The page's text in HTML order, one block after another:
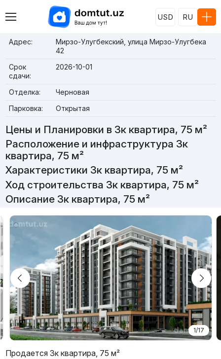
USD RU
Адрес:
Мирзо-Улугбекский, улица Мирзо-Улугбека
42
Срок
сдачи:
2026-10-01
Отделка:
Черновая
Парковка:
Открытая
Цены и Планировки в 3к квартира, 75 м²
Расположение и инфраструктура 3к
квартира, 75 м²
Характеристики 3к квартира, 75 м²
Ход строительства 3к квартира, 75 м²
Описание 3к квартира, 75 м²
1/17
Продается 3к квартира, 75 м²